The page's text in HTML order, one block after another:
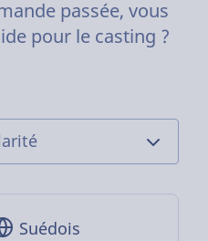
passée, vous
pour le casting ?
Suédois